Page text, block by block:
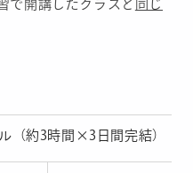
で開講したクラスと 同じ
（約3時間×3日間完結）